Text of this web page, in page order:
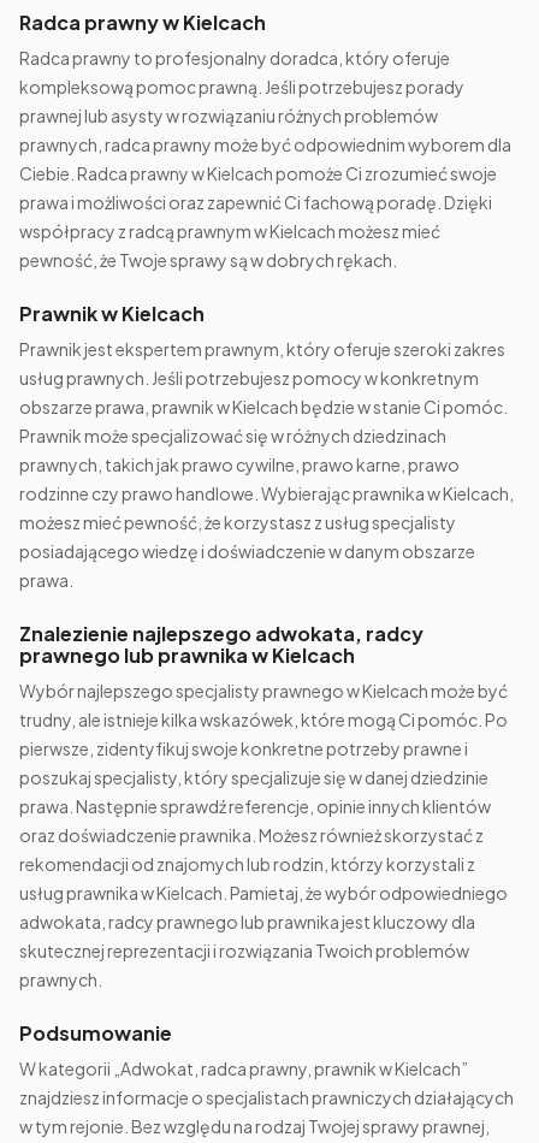
Radca prawny w Kielcach
Radca prawny to profesjonalny doradca, który oferuje
kompleksową pomoc prawną. Jeśli potrzebujesz porady
prawnej lub asysty w rozwiązaniu różnych problemów
prawnych, radca prawny może być odpowiednim wyborem dla
Ciebie. Radca prawny w Kielcach pomoże Ci zrozumieć swoje
prawa i możliwości oraz zapewnić Ci fachową poradę. Dzięki
współpracy z radcą prawnym w Kielcach możesz mieć
pewność, że Twoje sprawy są w dobrych rękach.
Prawnik w Kielcach
Prawnik jest ekspertem prawnym, który oferuje szeroki zakres
usług prawnych. Jeśli potrzebujesz pomocy w konkretnym
obszarze prawa, prawnik w Kielcach będzie w stanie Ci pomóc.
Prawnik może specjalizować się w różnych dziedzinach
prawnych, takich jak prawo cywilne, prawo karne, prawo
rodzinne czy prawo handlowe. Wybierając prawnika w Kielcach,
możesz mieć pewność, że korzystasz z usług specjalisty
posiadającego wiedzę i doświadczenie w danym obszarze
prawa.
Znalezienie najlepszego adwokata, radcy
prawnego lub prawnika w Kielcach
Wybór najlepszego specjalisty prawnego w Kielcach może być
trudny, ale istnieje kilka wskazówek, które mogą Ci pomóc. Po
pierwsze, zidentyfikuj swoje konkretne potrzeby prawne i
poszukaj specjalisty, który specjalizuje się w danej dziedzinie
prawa. Następnie sprawdź referencje, opinie innych klientów
oraz doświadczenie prawnika. Możesz również skorzystać z
rekomendacji od znajomych lub rodzin, którzy korzystali z
usług prawnika w Kielcach. Pamietaj, że wybór odpowiedniego
adwokata, radcy prawnego lub prawnika jest kluczowy dla
skutecznej reprezentacji i rozwiązania Twoich problemów
prawnych.
Podsumowanie
W kategorii „Adwokat, radca prawny, prawnik w Kielcach”
znajdziesz informacje o specjalistach prawniczych działających
w tym rejonie. Bez względu na rodzaj Twojej sprawy prawnej,